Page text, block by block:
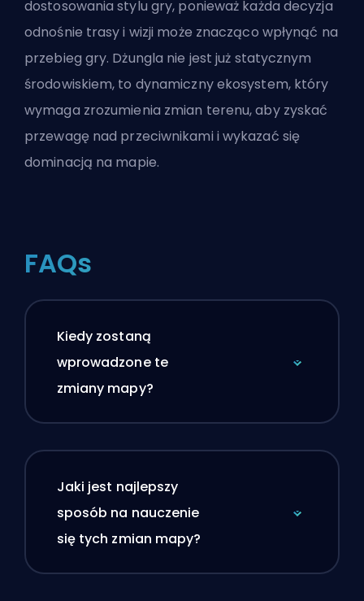
dostosowania stylu gry, ponieważ każda decyzja
odnośnie trasy i wizji może znacząco wpłynąć na
przebieg gry. Dżungla nie jest już statycznym
środowiskiem, to dynamiczny ekosystem, który
wymaga zrozumienia zmian terenu, aby zyskać
przewagę nad przeciwnikami i wykazać się
dominacją na mapie.
FAQs
Kiedy zostaną
wprowadzone te
zmiany mapy?
Jaki jest najlepszy
sposób na nauczenie
się tych zmian mapy?